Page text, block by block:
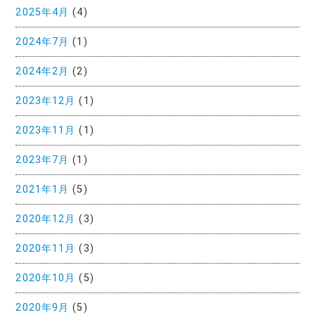
2025年4月 (4)
2024年7月 (1)
2024年2月 (2)
2023年12月 (1)
2023年11月 (1)
2023年7月 (1)
2021年1月 (5)
2020年12月 (3)
2020年11月 (3)
2020年10月 (5)
2020年9月 (5)